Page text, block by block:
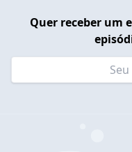
Quer receber um